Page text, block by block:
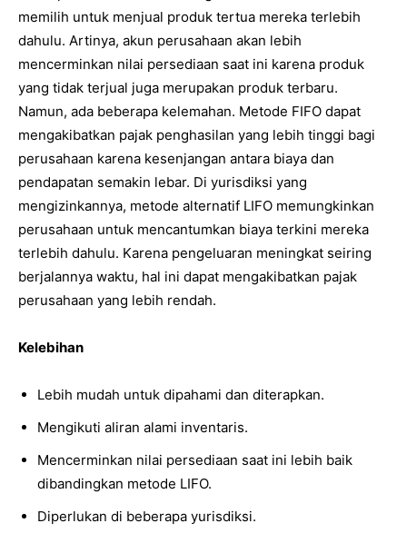
memilih untuk menjual produk tertua mereka terlebih
dahulu. Artinya, akun perusahaan akan lebih
mencerminkan nilai persediaan saat ini karena produk
yang tidak terjual juga merupakan produk terbaru.
Namun, ada beberapa kelemahan. Metode FIFO dapat
mengakibatkan pajak penghasilan yang lebih tinggi bagi
perusahaan karena kesenjangan antara biaya dan
pendapatan semakin lebar. Di yurisdiksi yang
mengizinkannya, metode alternatif LIFO memungkinkan
perusahaan untuk mencantumkan biaya terkini mereka
terlebih dahulu. Karena pengeluaran meningkat seiring
berjalannya waktu, hal ini dapat mengakibatkan pajak
perusahaan yang lebih rendah.
Kelebihan
Lebih mudah untuk dipahami dan diterapkan.
Mengikuti aliran alami inventaris.
Mencerminkan nilai persediaan saat ini lebih baik
dibandingkan metode LIFO.
Diperlukan di beberapa yurisdiksi.